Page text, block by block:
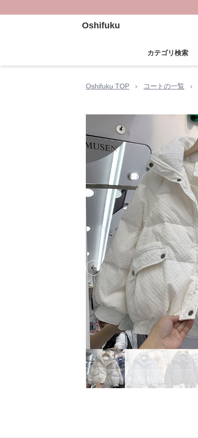
Oshifuku
カテゴリ検索
Oshifuku TOP › コートの一覧 ›
Previous slide